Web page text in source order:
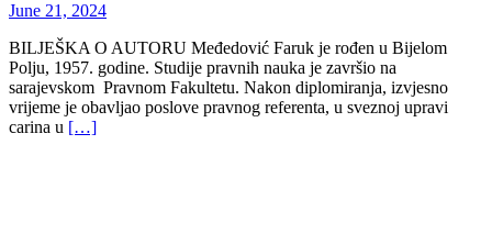
June 21, 2024
BILJEŠKA O AUTORU Međedović Faruk je rođen u Bijelom
Polju, 1957. godine. Studije pravnih nauka je završio na
sarajevskom Pravnom Fakultetu. Nakon diplomiranja, izvjesno
vrijeme je obavljao poslove pravnog referenta, u sveznoj upravi
carina u […]